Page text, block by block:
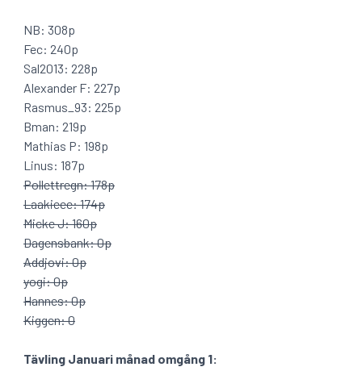
NB: 308p
Fec: 240p
Sal2013: 228p
Alexander F: 227p
Rasmus_93: 225p
Bman: 219p
Mathias P: 198p
Linus: 187p
Pollettregn: 178p
Laakieee: 174p
Micke J: 160p
Dagensbank: 0p
Addjovi: 0p
yogi: 0p
Hannes: 0p
Kiggen: 0
Tävling Januari månad omgång 1: